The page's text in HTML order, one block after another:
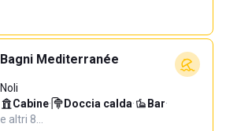
Bagni Mediterranée
Noli
Cabine· Doccia calda· Bar·
e altri 8…